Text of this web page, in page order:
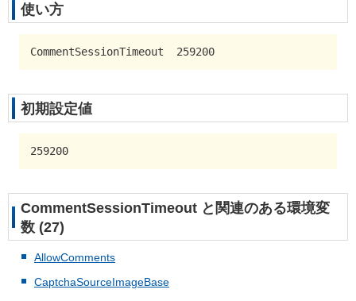
使い方
CommentSessionTimeout  259200
初期設定値
259200
CommentSessionTimeout と関連のある環境変
数 (27)
AllowComments
CaptchaSourceImageBase